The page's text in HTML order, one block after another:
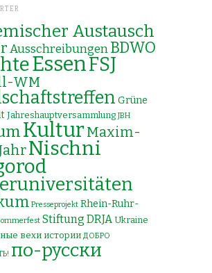
Austausch
AusschreibungenBDWO
EssenFSJ
WM
Grüne
Jahreshauptversammlung JBH
Kultur Maxim-
Nischni
Presseprojekt Rhein-Ruhr-
Stiftung DRJA Ukraine
вехи истории ДОБРО
по-русски